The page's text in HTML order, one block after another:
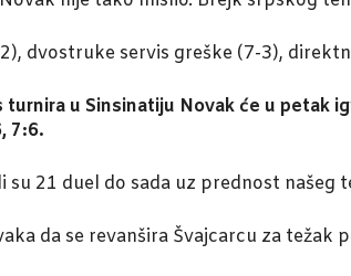
dvostruke servis greške (7-3),
u Sinsinatiju Novak će u petak
7:6.
su 21 duel do sada uz prednost našeg
da se revanšira Švajcarcu za težak